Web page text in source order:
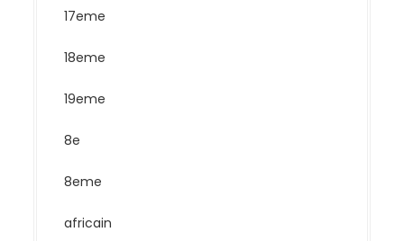
17eme
18eme
19eme
8e
8eme
africain